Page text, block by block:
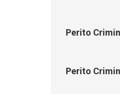
Perito
Perito